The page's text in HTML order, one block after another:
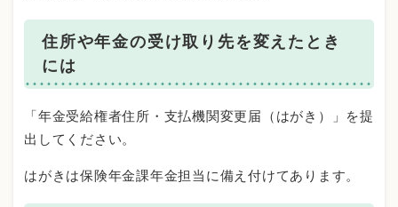
住所や年金の受け取り先を変えたとき
には
「年金受給権者住所・支払機関変更届（はがき）」を提
出してください。
はがきは保険年金課年金担当に備え付けてあります。